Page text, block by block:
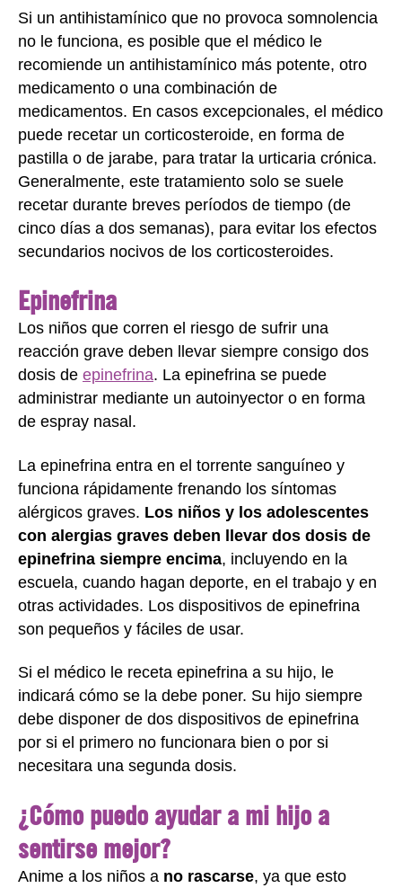
Si un antihistamínico que no provoca somnolencia
no le funciona, es posible que el médico le
recomiende un antihistamínico más potente, otro
medicamento o una combinación de
medicamentos. En casos excepcionales, el médico
puede recetar un corticosteroide, en forma de
pastilla o de jarabe, para tratar la urticaria crónica.
Generalmente, este tratamiento solo se suele
recetar durante breves períodos de tiempo (de
cinco días a dos semanas), para evitar los efectos
secundarios nocivos de los corticosteroides.
Epinefrina
Los niños que corren el riesgo de sufrir una
reacción grave deben llevar siempre consigo dos
dosis de epinefrina. La epinefrina se puede
administrar mediante un autoinyector o en forma
de espray nasal.
La epinefrina entra en el torrente sanguíneo y
funciona rápidamente frenando los síntomas
alérgicos graves. Los niños y los adolescentes
con alergias graves deben llevar dos dosis de
epinefrina siempre encima, incluyendo en la
escuela, cuando hagan deporte, en el trabajo y en
otras actividades. Los dispositivos de epinefrina
son pequeños y fáciles de usar.
Si el médico le receta epinefrina a su hijo, le
indicará cómo se la debe poner. Su hijo siempre
debe disponer de dos dispositivos de epinefrina
por si el primero no funcionara bien o por si
necesitara una segunda dosis.
¿Cómo puedo ayudar a mi hijo a
sentirse mejor?
Anime a los niños a no rascarse, ya que esto